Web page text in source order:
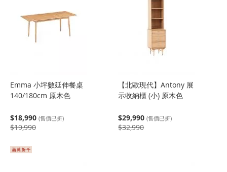
Emma 小坪數延伸餐桌
140/180cm 原木色
$18,990 (售價已折)
$19,990
【北歐現代】Antony 展
示收納櫃 (小) 原木色
$29,990 (售價已折)
$32,990